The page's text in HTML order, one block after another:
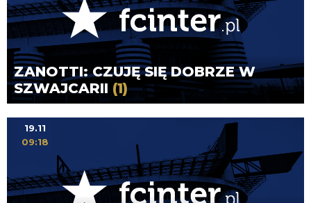
ZANOTTI: CZUJĘ SIĘ DOBRZE W
SZWAJCARII (1)
19.11
09:18